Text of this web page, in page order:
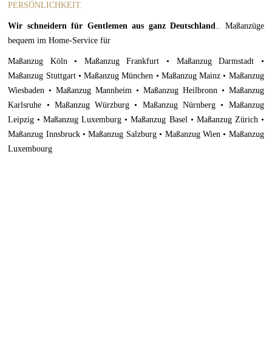
PERSÖNLICHKEIT.
Wir schneidern für Gentlemen aus ganz Deutschland.. Maßanzüge
bequem im Home-Service für
Maßanzug Köln • Maßanzug Frankfurt • Maßanzug Darmstadt •
Maßanzug Stuttgart • Maßanzug München • Maßanzug Mainz • Maßanzug
Wiesbaden • Maßanzug Mannheim • Maßanzug Heilbronn • Maßanzug
Karlsruhe • Maßanzug Würzburg • Maßanzug Nürnberg • Maßanzug
Leipzig • Maßanzug Luxemburg • Maßanzug Basel • Maßanzug Zürich •
Maßanzug Innsbruck • Maßanzug Salzburg • Maßanzug Wien • Maßanzug
Luxembourg